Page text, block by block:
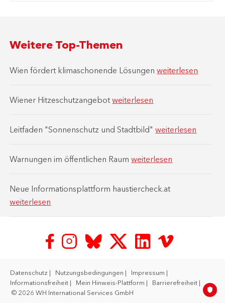
Weitere Top-Themen
Wien fördert klimaschonende Lösungenweiterlesen
Wiener Hitzeschutzangebotweiterlesen
Leitfaden "Sonnenschutz und Stadtbild"weiterlesen
Warnungen im öffentlichen Raumweiterlesen
Neue Informationsplattform haustiercheck.at
weiterlesen
Datenschutz Nutzungsbedingungen
Impressum
Informationsfreiheit
Mein Hinweis-Plattform
Barrierefreiheit
© 2026 WH International Services GmbH